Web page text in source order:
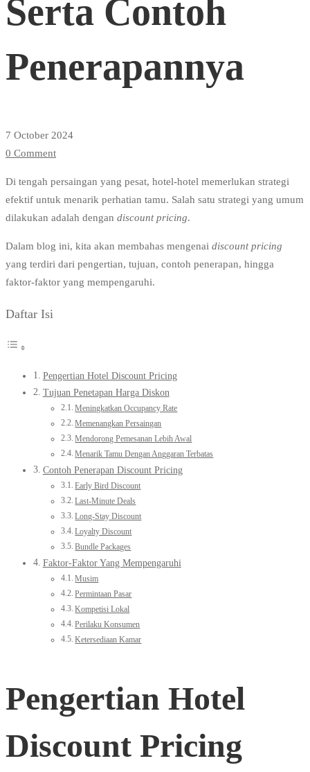
Serta
Contoh
Penerapannya
Serta Contoh
Penerapannya
7 October 2024
0 Comment
Di tengah persaingan yang pesat, hotel-hotel memerlukan strategi
efektif untuk menarik perhatian tamu. Salah satu strategi yang umum
dilakukan adalah dengan discount pricing.
Dalam blog ini, kita akan membahas mengenai discount pricing
yang terdiri dari pengertian, tujuan, contoh penerapan, hingga
faktor-faktor yang mempengaruhi.
Daftar Isi
Pengertian Hotel Discount Pricing
Tujuan Penetapan Harga Diskon
Meningkatkan Occupancy Rate
Memenangkan Persaingan
Mendorong Pemesanan Lebih Awal
Menarik Tamu Dengan Anggaran Terbatas
Contoh Penerapan Discount Pricing
Early Bird Discount
Last-Minute Deals
Long-Stay Discount
Loyalty Discount
Bundle Packages
Faktor-Faktor Yang Mempengaruhi
Musim
Permintaan Pasar
Kompetisi Lokal
Perilaku Konsumen
Ketersediaan Kamar
Pengertian Hotel
Discount Pricing